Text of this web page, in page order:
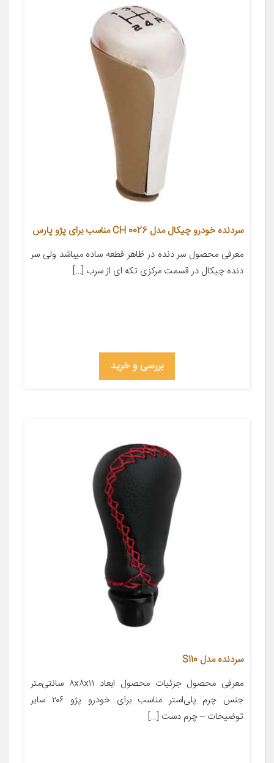
سردنده خودرو چیکال مدل CH 0026 مناسب برای پژو پارس
معرفی محصول سر دنده در ظاهر قطعه ساده میباشد ولی سر
دنده چیکال در قسمت مرکزی تکه ای از سرب […]
بررسی و خرید
سردنده مدل S110
معرفی محصول جزئیات محصول ابعاد ۸x۸x۱۱ سانتی‌متر
جنس چرم پلی‌استر مناسب برای خودرو پژو ۲۰۶ سایر
توضیحات – چرم دست […]